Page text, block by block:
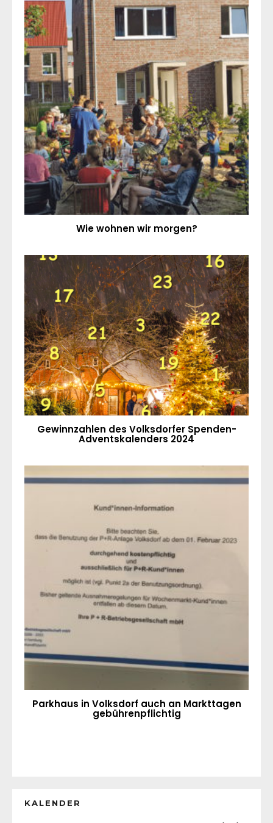
Wie wohnen wir morgen?
Gewinnzahlen des Volksdorfer Spenden-
Adventskalenders 2024
Parkhaus in Volksdorf auch an Markttagen
gebührenpflichtig
KALENDER